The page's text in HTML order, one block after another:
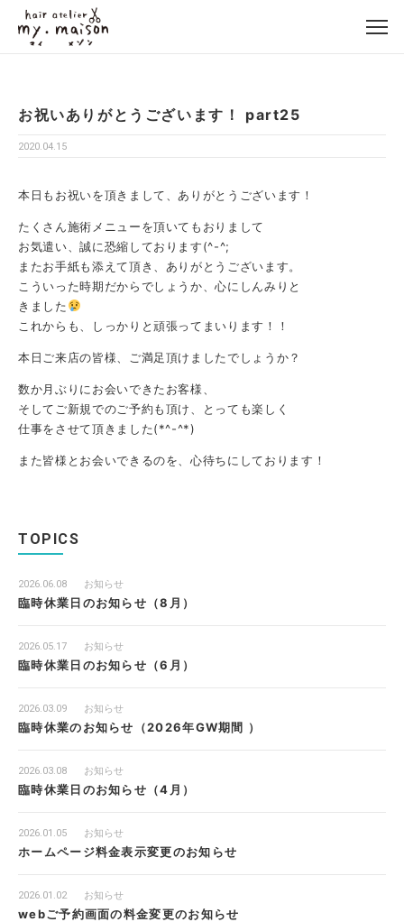
お祝いありがとうございます！ part25
2020.04.15
本日もお祝いを頂きまして、ありがとうございます！
たくさん施術メニューを頂いてもおりまして
お気遣い、誠に恐縮しております(^-^;
またお手紙も添えて頂き、ありがとうございます。
こういった時期だからでしょうか、心にしんみりと
きました
これからも、しっかりと頑張ってまいります！！
本日ご来店の皆様、ご満足頂けましたでしょうか？
数か月ぶりにお会いできたお客様、
そしてご新規でのご予約も頂け、とっても楽しく
仕事をさせて頂きました(*^-^*)
また皆様とお会いできるのを、心待ちにしております！
TOPICS
2026.06.08 お知らせ
臨時休業日のお知らせ（8月）
2026.05.17 お知らせ
臨時休業日のお知らせ（6月）
2026.03.09 お知らせ
臨時休業のお知らせ（2026年GW期間 ）
2026.03.08 お知らせ
臨時休業日のお知らせ（4月）
2026.01.05 お知らせ
ホームページ料金表示変更のお知らせ
2026.01.02 お知らせ
webご予約画面の料金変更のお知らせ